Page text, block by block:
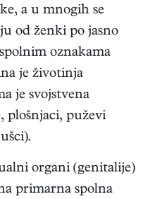
a u mnogih se
od ženki po jasno
oznakama
je životinja
je svojstvena
plošnjaci, puževi
organi (genitalije)
primarna spolna